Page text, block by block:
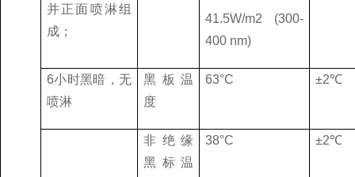
并正面喷淋组
成；
41.5W/m2 (300-
400 nm)
6小时黑暗，无
喷淋
黑板温
度
63°C ±2℃
非绝缘
黑标温
38°C ±2℃